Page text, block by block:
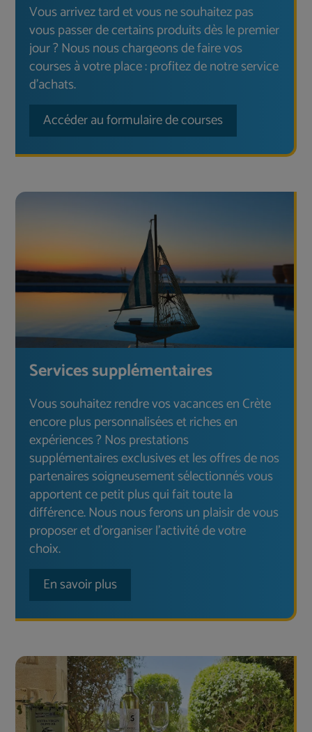
Vous arrivez tard et vous ne souhaitez pas
vous passer de certains produits dès le premier
jour ? Nous nous chargeons de faire vos
courses à votre place : profitez de notre service
d'achats.
Accéder au formulaire de courses
Services supplémentaires
Vous souhaitez rendre vos vacances en Crète
encore plus personnalisées et riches en
expériences ? Nos prestations
supplémentaires exclusives et les offres de nos
partenaires soigneusement sélectionnés vous
apportent ce petit plus qui fait toute la
différence. Nous nous ferons un plaisir de vous
proposer et d’organiser l’activité de votre
choix.
En savoir plus